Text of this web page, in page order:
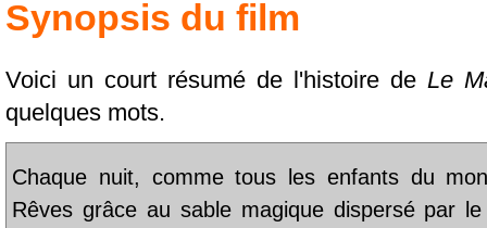
Synopsis du film
Voici un court résumé de l'histoire de Le
quelques mots.
Chaque nuit, comme tous les enfants du
Rêves grâce au sable magique dispersé par